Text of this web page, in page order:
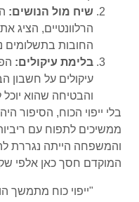
שיח מול הנושים:
הרלוונטיים, הציג
החובות בתשלומים
בלימת עיקולים:
עיקולים על חשבון
והבטיחה שהוא
בלי ייפוי הכוח, הסיפור
ממשיכים לתפוח עם ריביות
והמשפחה הייתה נגררת
המוקדם חסך כאן אלפי
"ייפוי כוח מתמשך